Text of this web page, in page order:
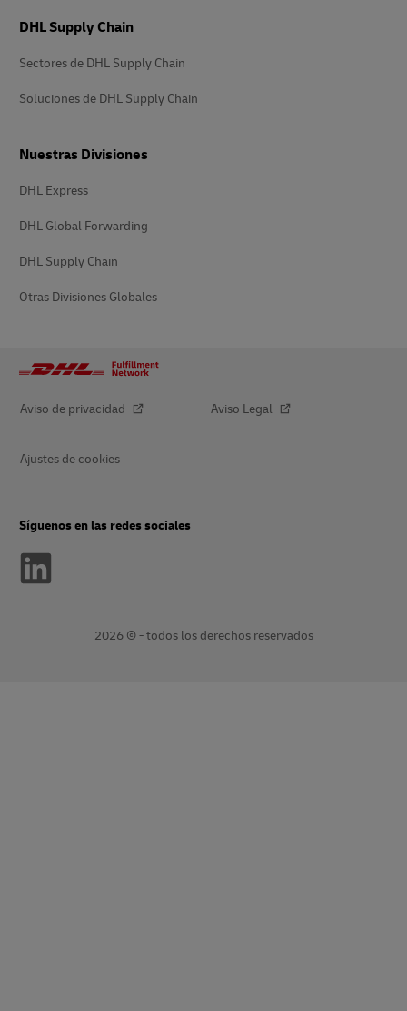
DHL Supply Chain
Sectores de DHL Supply Chain
Soluciones de DHL Supply Chain
Nuestras Divisiones
DHL Express
DHL Global Forwarding
DHL Supply Chain
Otras Divisiones Globales
Aviso de privacidad Aviso Legal
Ajustes de cookies
Síguenos en las redes sociales
2026 © - todos los derechos reservados